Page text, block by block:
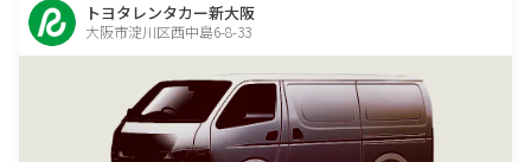
トヨタレンタカー新大阪
大阪市淀川区西中島6-8-33